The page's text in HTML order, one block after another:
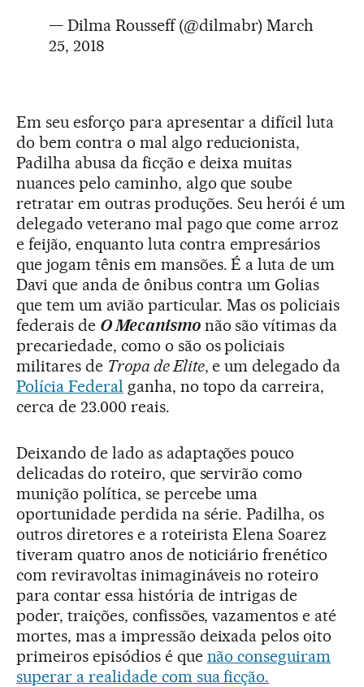
— Dilma Rousseff (@dilmabr) March
25, 2018
Em seu esforço para apresentar a difícil luta
do bem contra o mal algo reducionista,
Padilha abusa da ficção e deixa muitas
nuances pelo caminho, algo que soube
retratar em outras produções. Seu herói é um
delegado veterano mal pago que come arroz
e feijão, enquanto luta contra empresários
que jogam tênis em mansões. É a luta de um
Davi que anda de ônibus contra um Golias
que tem um avião particular. Mas os policiais
federais de O Mecanismonão são vítimas da
precariedade, como o são os policiais
militares de Tropa de Elite, e um delegado da
Polícia Federal ganha, no topo da carreira,
cerca de 23.000 reais.
Deixando de lado as adaptações pouco
delicadas do roteiro, que servirão como
munição política, se percebe uma
oportunidade perdida na série. Padilha, os
outros diretores e a roteirista Elena Soarez
tiveram quatro anos de noticiário frenético
com reviravoltas inimagináveis no roteiro
para contar essa história de intrigas de
poder, traições, confissões, vazamentos e até
mortes, mas a impressão deixada pelos oito
primeiros episódios é que não conseguiram
superar a realidade com sua ficção.